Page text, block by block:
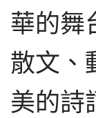
華的舞
散文、
美的詩